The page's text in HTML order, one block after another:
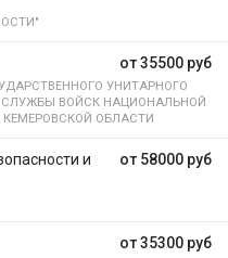
от 35500 руб
УНИТАРНОГО
СЛУЖБЫ ВОЙСК НАЦИОНАЛЬНОЙ
ОБЛАСТИ
от 58000 руб
и
от 35300 руб